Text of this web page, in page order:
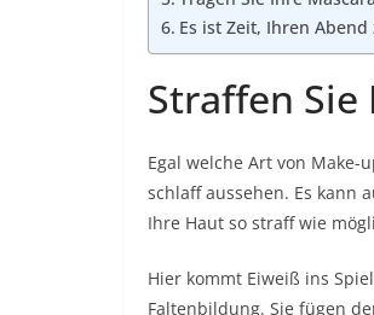
Es ist Zeit, Ihren
Straffen
Egal welche Art von Make-
schlaff aussehen. Es kann
Ihre Haut so straff wie
Hier kommt Eiweiß ins
Faltenbildung. Sie fügen